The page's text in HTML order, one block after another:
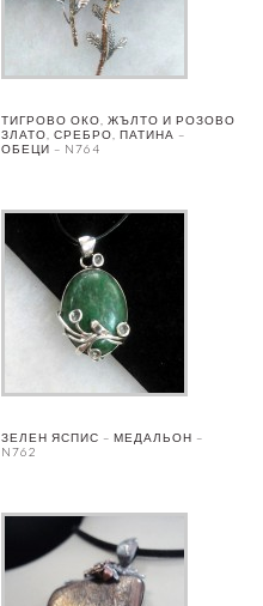
ТИГРОВО ОКО, ЖЪЛТО И РОЗОВО
ЗЛАТО, СРЕБРО, ПАТИНА –
ОБЕЦИ – N764
ЗЕЛЕН ЯСПИС – МЕДАЛЬОН –
N762